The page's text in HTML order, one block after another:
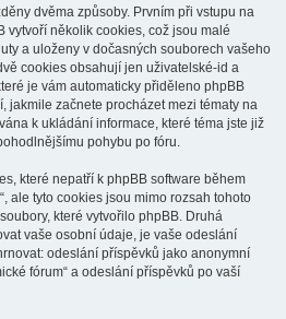
dvěma způsoby. Prvním při vstupu na
vytvoří několik cookies, což jsou malé
a uloženy v dočasných souborech vašeho
cookies obsahují jen uživatelské-id a
je vám automaticky přiděleno phpBB
jakmile začnete procházet mezi tématy na
k ukládání informace, které téma jste již
pohybu po fóru.
které nepatří k phpBB software během
ale tyto cookies jsou mimo rozsah tohoto
které vytvořilo phpBB. Druhá
vaše osobní údaje, je vaše odeslání
odeslání příspěvků jako anonymní
fórum“ a odeslání příspěvků po vaší